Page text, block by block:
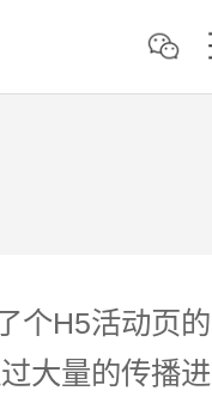
个H5活动页的
大量的传播进